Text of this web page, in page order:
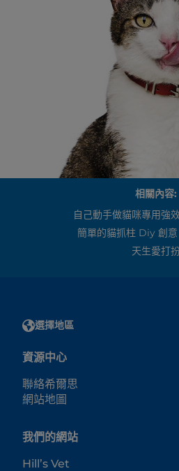
相關內容:
自己動手做貓咪專用強
簡單的貓抓柱 Diy 創
天生愛打
選擇地區
資源中心
聯絡希爾思
網站地圖
我們的網站
Hill’s Vet